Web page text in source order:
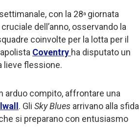
con la 28a giornata
dell’anno, osservando la
coinvolte per la lotta per il
Coventry ha disputato un
lieve flessione.
arduo compito, affrontare una
. Gli Sky Blues arrivano alla sfida
si preparano con entusiasmo